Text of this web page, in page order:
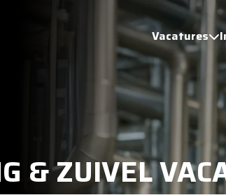
Vacatures
& ZUIVEL